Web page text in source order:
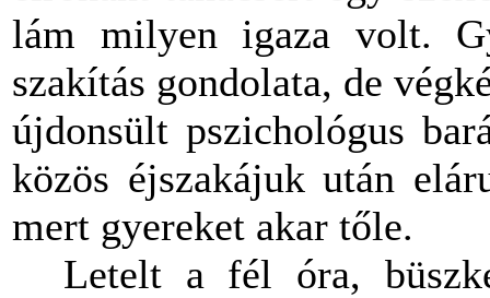
lám milyen igaza volt.
szakítás gondolata, de
újdonsült pszichológus
közös éjszakájuk után
mert gyereket akar tőle.
Letelt a fél óra,